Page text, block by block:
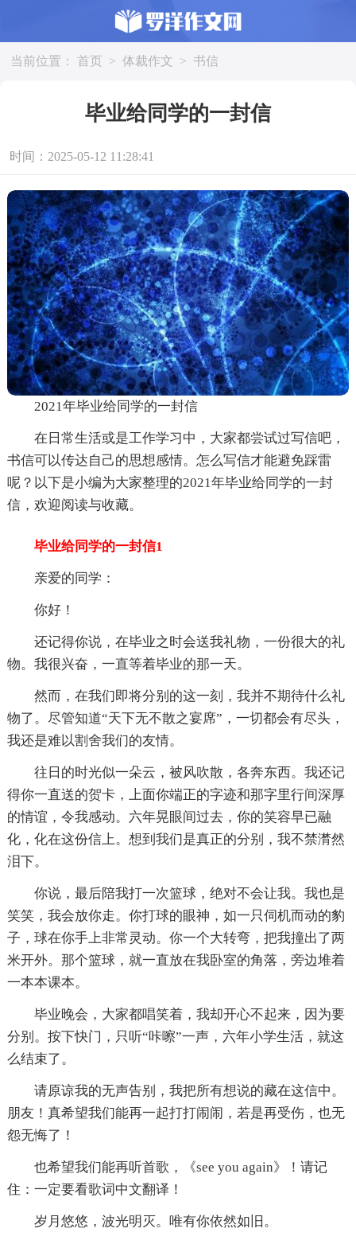
当前位置： 首页 > 体裁作文 > 书信
毕业给同学的一封信
时间：2025-05-12 11:28:41
2021年毕业给同学的一封信
在日常生活或是工作学习中，大家都尝试过写信吧，
书信可以传达自己的思想感情。怎么写信才能避免踩雷
呢？以下是小编为大家整理的2021年毕业给同学的一封
信，欢迎阅读与收藏。
毕业给同学的一封信1
亲爱的同学：
你好！
还记得你说，在毕业之时会送我礼物，一份很大的礼
物。我很兴奋，一直等着毕业的那一天。
然而，在我们即将分别的这一刻，我并不期待什么礼
物了。尽管知道“天下无不散之宴席”，一切都会有尽头，
我还是难以割舍我们的友情。
往日的时光似一朵云，被风吹散，各奔东西。我还记
得你一直送的贺卡，上面你端正的字迹和那字里行间深厚
的情谊，令我感动。六年晃眼间过去，你的笑容早已融
化，化在这份信上。想到我们是真正的分别，我不禁潸然
泪下。
你说，最后陪我打一次篮球，绝对不会让我。我也是
笑笑，我会放你走。你打球的眼神，如一只伺机而动的豹
子，球在你手上非常灵动。你一个大转弯，把我撞出了两
米开外。那个篮球，就一直放在我卧室的角落，旁边堆着
一本本课本。
毕业晚会，大家都唱笑着，我却开心不起来，因为要
分别。按下快门，只听“咔嚓”一声，六年小学生活，就这
么结束了。
请原谅我的无声告别，我把所有想说的藏在这信中。
朋友！真希望我们能再一起打打闹闹，若是再受伤，也无
怨无悔了！
也希望我们能再听首歌，《see you again》！请记
住：一定要看歌词中文翻译！
岁月悠悠，波光明灭。唯有你依然如旧。